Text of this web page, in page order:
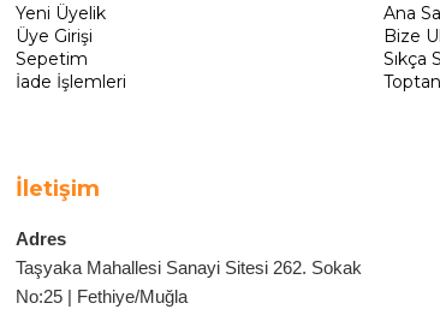
Yeni Üyelik
Üye Girişi
Sepetim
İade İşlemleri
İletişim
Adres
Taşyaka Mahallesi Sanayi Sitesi 262. Sokak
No:25 | Fethiye/Muğla
Ana
Bize
Sıkça